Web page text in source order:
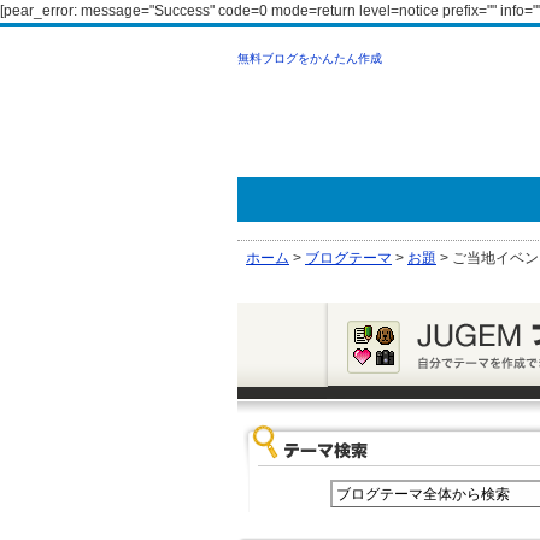
[pear_error: message="Success" code=0 mode=return level=notice prefix=""
無料ブログをかんたん作成
ホーム > ブログテーマ > お題 > ご当地イベ